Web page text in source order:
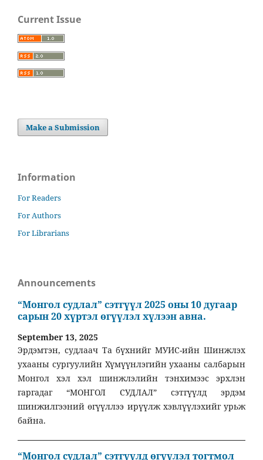
Current Issue
Make a Submission
Information
For Readers
For Authors
For Librarians
Announcements
“Монгол судлал” сэтгүүл 2025 оны 10 дугаар
сарын 20 хүртэл өгүүлэл хүлээн авна.
September 13, 2025
Эрдэмтэн, судлаач Та бүхнийг МУИС-ийн Шинжлэх
ухааны сургуулийн Хүмүүнлэгийн ухааны салбарын
Монгол хэл хэл шинжлэлийн тэнхимээс эрхлэн
гаргадаг “МОНГОЛ СУДЛАЛ” сэтгүүлд эрдэм
шинжилгээний өгүүллээ ирүүлж хэвлүүлэхийг урьж
байна.
“Монгол судлал” сэтгүүлд өгүүлэл тогтмол